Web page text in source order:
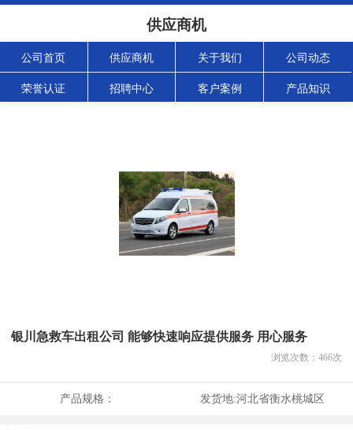
供应商机
公司首页 供应商机 关于我们 公司动态
荣誉认证 招聘中心 客户案例 产品知识
银川急救车出租公司 能够快速响应提供服务 用心服务
浏览次数： 466次
产品规格： 发货地:河北省衡水桃城区